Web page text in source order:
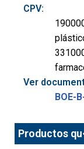
CPV:
Ver
BOE-
Productos